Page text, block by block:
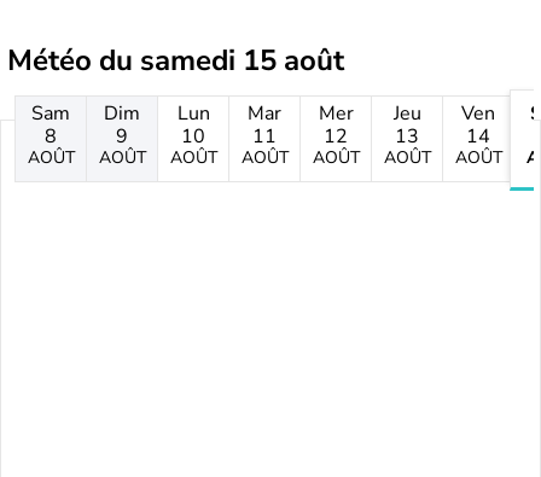
Météo du samedi 15 août
Sam
8
AOÛT
Dim
9
AOÛT
Lun
10
AOÛT
Mar
11
AOÛT
Mer
12
AOÛT
Jeu
13
AOÛT
Ven
14
AOÛT